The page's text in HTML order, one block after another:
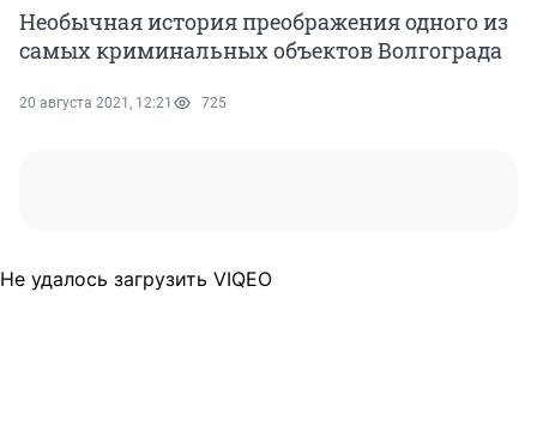
Необычная история преображения одного из
самых криминальных объектов Волгограда
20 августа 2021, 12:21 725
Не удалось загрузить VIQEO